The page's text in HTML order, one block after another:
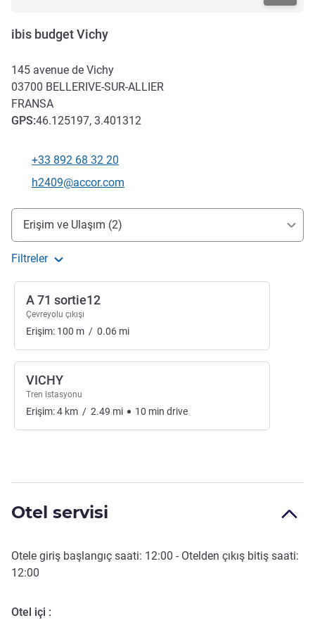
ibis budget Vichy
145 avenue de Vichy
03700 BELLERIVE-SUR-ALLIER
FRANSA
GPS:46.125197, 3.401312
Telefon
+33 892 68 32 20
İletişim için e-posta
h2409@accor.com
Erişim ve ulaşım
Erişim ve Ulaşım (2)
Filtreler
A 71 sortie12
Çevreyolu çıkışı
Erişim: 100 m / 0.06 mi
VICHY
Tren istasyonu
Erişim:4 km / 2.49 mi 10 min drive
Otel servisi
Otele giriş başlangıç saati: 12:00 - Otelden çıkış bitiş saati:
12:00
Otel içi